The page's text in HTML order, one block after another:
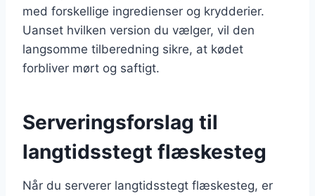
med forskellige ingredienser og krydderier.
Uanset hvilken version du vælger, vil den
langsomme tilberedning sikre, at kødet
forbliver mørt og saftigt.
Serveringsforslag til
langtidsstegt flæskesteg
Når du serverer langtidsstegt flæskesteg, er